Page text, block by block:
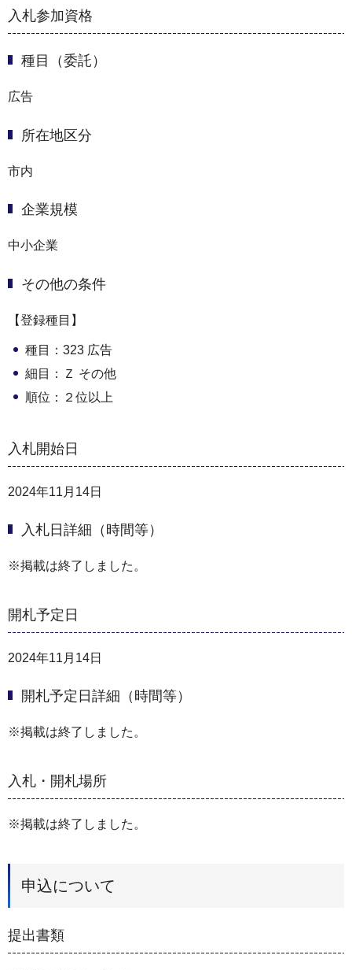
入札参加資格
種目（委託）
広告
所在地区分
市内
企業規模
中小企業
その他の条件
【登録種目】
種目：323 広告
細目：Ｚ その他
順位：２位以上
入札開始日
2024年11月14日
入札日詳細（時間等）
※掲載は終了しました。
開札予定日
2024年11月14日
開札予定日詳細（時間等）
※掲載は終了しました。
入札・開札場所
※掲載は終了しました。
申込について
提出書類